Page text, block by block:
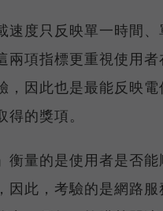
速度只反映單一時間、
兩項指標更重視使用者
，因此也是最能反映電
的獎項。
衡量的是使用者是否
因此，考驗的是網路服